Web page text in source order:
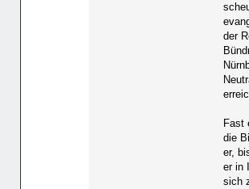
der
Fast
die
er,
er in
sich